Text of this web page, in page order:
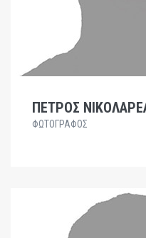
ΠΕΤΡΟΣ
ΦΩΤΟΓΡΑΦΟΣ